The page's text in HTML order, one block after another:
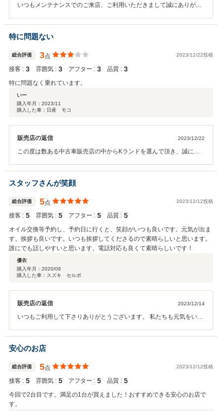
いつもメンテナンスでのご来店、ご利用いただきまして誠にありがと
ざいましたらいつでもお気軽にご来店くださいませ(^^♪
特に問題ない
総合評価 3点 2023/12/22投稿
接客 : 3 雰囲気 : 3 アフター : 3 品質 : 3
特に問題なく乗れています。
いー
購入年月： 2023/11
購入した車：日産 モコ
販売店の返信 2023/12/22
この度は数ある中古車販売店の中からKランドを選んで頂き、誠にあ
を楽しみにしています。今後ともメンテナンスやお車の事でご不明な
点等ございましたらいつでもお気軽にご来店くださいませ。
スタッフさんが笑顔
総合評価 5点 2023/12/12投稿
接客 : 5 雰囲気 : 5 アフター : 5 品質 : 5
オイル交換等予約し、予約日に行くと、笑顔がいつも良いです。元気が出ま
す。挨拶も良いです。いつも挨拶してくださるので素晴らしいと思います。
誰にでも話しやすいと思います。電話対応も良くて素晴らしいです！
優衣
購入年月： 2020/09
購入した車：スズキ セルボ
販売店の返信 2023/12/14
いつもご利用して下さりありがとうございます。 私たちも元気をいた
い致します。
安心のお店
総合評価 5点 2023/12/12投稿
接客 : 5 雰囲気 : 5 アフター : 5 品質 : 5
今回で2台目です。満足の1台が買えました！おすすめできる安心のお店で
す。